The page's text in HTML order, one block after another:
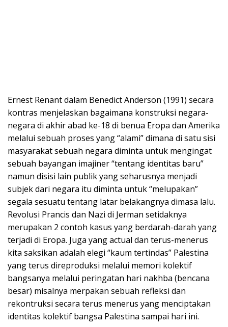
Ernest Renant dalam Benedict Anderson (1991) secara
kontras menjelaskan bagaimana konstruksi negara-
negara di akhir abad ke-18 di benua Eropa dan Amerika
melalui sebuah proses yang “alami” dimana di satu sisi
masyarakat sebuah negara diminta untuk mengingat
sebuah bayangan imajiner “tentang identitas baru”
namun disisi lain publik yang seharusnya menjadi
subjek dari negara itu diminta untuk “melupakan”
segala sesuatu tentang latar belakangnya dimasa lalu.
Revolusi Prancis dan Nazi di Jerman setidaknya
merupakan 2 contoh kasus yang berdarah-darah yang
terjadi di Eropa. Juga yang actual dan terus-menerus
kita saksikan adalah elegi “kaum tertindas” Palestina
yang terus direproduksi melalui memori kolektif
bangsanya melalui peringatan hari nakhba (bencana
besar) misalnya merpakan sebuah refleksi dan
rekontruksi secara terus menerus yang menciptakan
identitas kolektif bangsa Palestina sampai hari ini.